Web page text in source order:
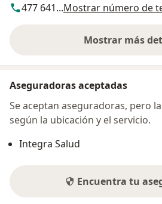
477 641...Mostrar número de
Mostrar mássobre
Aseguradoras aceptadas
Se aceptan aseguradoras, pero
según la ubicación y el servicio.
Integra Salud
Encuentra tu